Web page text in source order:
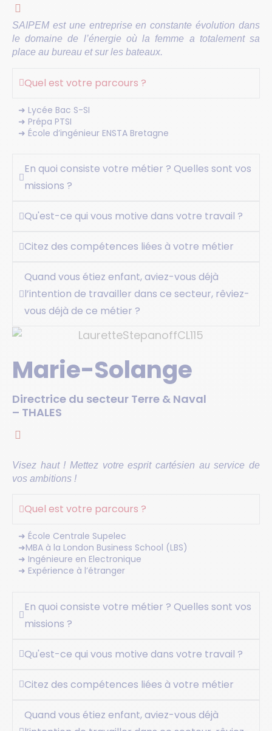
SAIPEM est une entreprise en constante évolution dans
le domaine de l’énergie où la femme a totalement sa
place au bureau et sur les bateaux.
Quel est votre parcours ?
➜ Lycée Bac S-SI
➜ Prépa PTSI
➜ École d’ingénieur ENSTA Bretagne
En quoi consiste votre métier ? Quelles sont vos
missions ?
Qu'est-ce qui vous motive dans votre travail ?
Citez des compétences liées à votre métier
Quand vous étiez enfant, aviez-vous déjà
l’intention de travailler dans ce secteur, rêviez-
vous déjà de ce métier ?
Marie-Solange
Directrice du secteur Terre & Naval
– THALES
Visez haut ! Mettez votre esprit cartésien au service de
vos ambitions !
Quel est votre parcours ?
➜ École Centrale Supelec
➜MBA à la London Business School (LBS)
➜ Ingénieure en Electronique
➜ Expérience à l’étranger
En quoi consiste votre métier ? Quelles sont vos
missions ?
Qu'est-ce qui vous motive dans votre travail ?
Citez des compétences liées à votre métier
Quand vous étiez enfant, aviez-vous déjà